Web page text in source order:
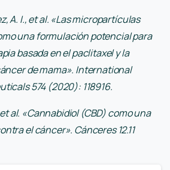
A. I., et al. «Las micropartículas
una formulación potencial para
basada en el paclitaxel y la
de mama». International
574 (2020): 118916.
al. «Cannabidiol (CBD) como una
el cáncer». Cánceres 12.11